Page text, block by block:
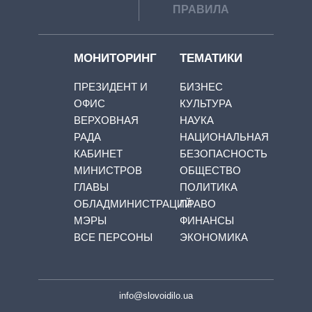
ПРАВИЛА
МОНИТОРИНГ
ПРЕЗИДЕНТ И
ОФИС
ВЕРХОВНАЯ
РАДА
КАБИНЕТ
МИНИСТРОВ
ГЛАВЫ
ОБЛАДМИНИСТРАЦИЙ
МЭРЫ
ВСЕ ПЕРСОНЫ
ТЕМАТИКИ
БИЗНЕС
КУЛЬТУРА
НАУКА
НАЦИОНАЛЬНАЯ
БЕЗОПАСНОСТЬ
ОБЩЕСТВО
ПОЛИТИКА
ПРАВО
ФИНАНСЫ
ЭКОНОМИКА
info@slovoidilo.ua